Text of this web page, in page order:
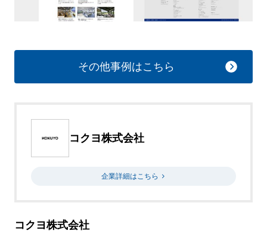
その他事例はこちら
コクヨ株式会社
企業詳細はこちら
コクヨ株式会社